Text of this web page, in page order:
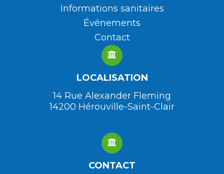
Informations sanitaires
Événements
Contact
LOCALISATION
14 Rue Alexander Fleming
14200 Hérouville-Saint-Clair
CONTACT